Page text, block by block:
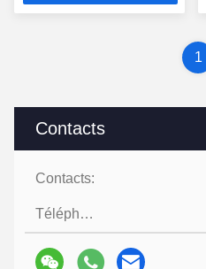
Contacts
Contacts:
Téléphone:
1